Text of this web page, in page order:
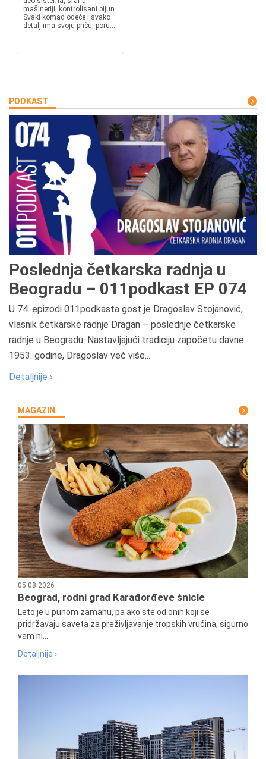
mašineriji, kontrolisani pijun.
Svaki komad odeće i svako
detalj ima svoju priču, poru...
PODKAST
Poslednja četkarska radnja u
Beogradu – 011podkast EP 074
U 74. epizodi 011podkasta gost je Dragoslav Stojanović,
vlasnik četkarske radnje Dragan – poslednje četkarske
radnje u Beogradu. Nastavljajući tradiciju započetu davne
1953. godine, Dragoslav već više...
Detaljnije ›
MAGAZIN
05.08.2026
Beograd, rodni grad Karađorđeve šnicle
Leto je u punom zamahu, pa ako ste od onih koji se
pridržavaju saveta za preživljavanje tropskih vrućina, sigurno
vam ni...
Detaljnije ›